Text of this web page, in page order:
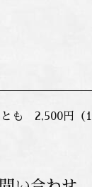
も 2,500円（